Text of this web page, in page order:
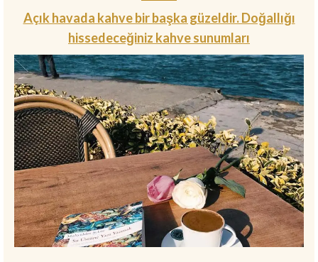
Açık havada kahve bir başka güzeldir. Doğallığı
hissedeceğiniz kahve sunumları